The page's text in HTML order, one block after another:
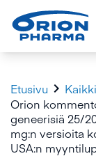
Etusivu 
Orion
geneerisiä 25/
mg:n versioita
USA:n